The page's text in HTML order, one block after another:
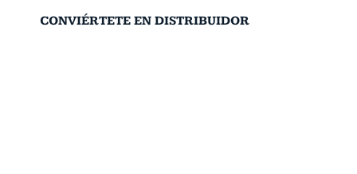
CONVIÉRTETE EN DISTRIBUIDOR